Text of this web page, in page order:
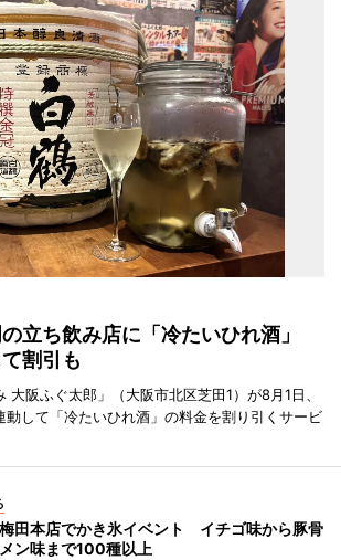
立ち飲み店に「冷たいひれ酒」
割引も
大阪ふぐ太郎」（大阪市北区芝田1）が8月1日、
動して「冷たいひれ酒」の料金を割り引くサービ
田本店でかき氷イベント イチゴ味から豚骨
ン味まで100種以上